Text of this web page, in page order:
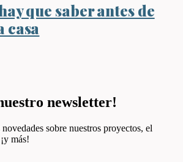
que saber antes de
casa
newsletter!
sobre nuestros proyectos, el
más!